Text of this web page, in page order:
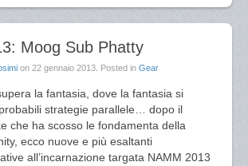
Moog Sub Phatty
on 22 gennaio 2013 . Posted in Gear
la fantasia, dove la fantasia si
strategie parallele… dopo il
che ha scosso le fondamenta della
ecco nuove e più esaltanti
all’incarnazione targata NAMM 2013